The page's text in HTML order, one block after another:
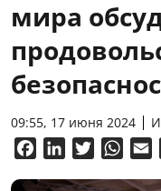
мира
09:55, 17 июня 2024
FacebookLinkedInTwitter